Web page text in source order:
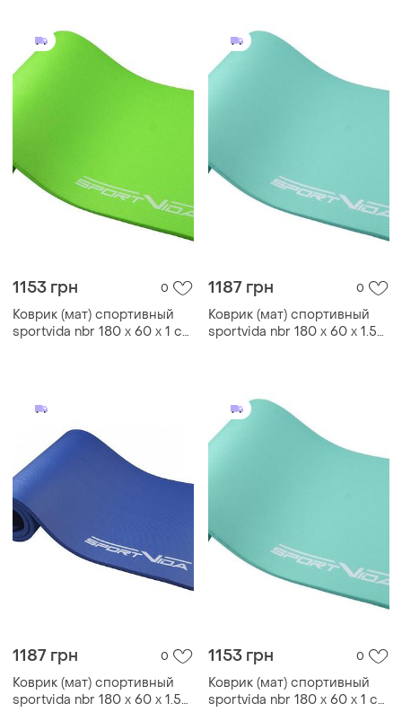
1153 грн 0
Коврик (мат) спортивный
sportvida nbr 180 x 60 x 1 см
1187 грн 0
Коврик (мат) спортивный
sportvida nbr 180 x 60 x 1.5
1187 грн 0
Коврик (мат) спортивный
sportvida nbr 180 x 60 x 1.5
1153 грн 0
Коврик (мат) спортивный
sportvida nbr 180 x 60 x 1 см